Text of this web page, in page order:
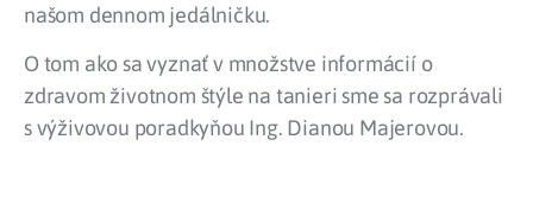
našom dennom jedálničku.
O tom ako sa vyznať v množstve informácií o
zdravom životnom štýle na tanieri sme sa rozprávali
s výživovou poradkyňou Ing. Dianou Majerovou.